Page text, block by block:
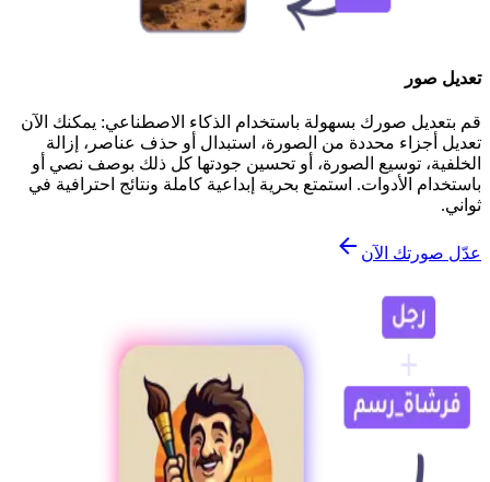
تعديل صور
قم بتعديل صورك بسهولة باستخدام الذكاء الاصطناعي: يمكنك الآن
تعديل أجزاء محددة من الصورة، استبدال أو حذف عناصر، إزالة
الخلفية، توسيع الصورة، أو تحسين جودتها كل ذلك بوصف نصي أو
باستخدام الأدوات. استمتع بحرية إبداعية كاملة ونتائج احترافية في
ثواني.
عدّل صورتك الآن